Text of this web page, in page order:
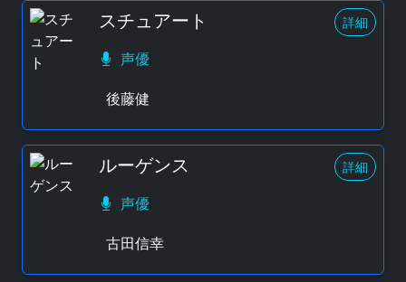
スチュアート 詳細
声優
後藤健
ルーゲンス 詳細
声優
古田信幸